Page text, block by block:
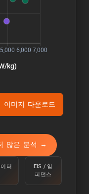
이미지 다운로드
에서 정전류
까지 셀을 방전
많은 분석 →
터
EIS / 임
피던스